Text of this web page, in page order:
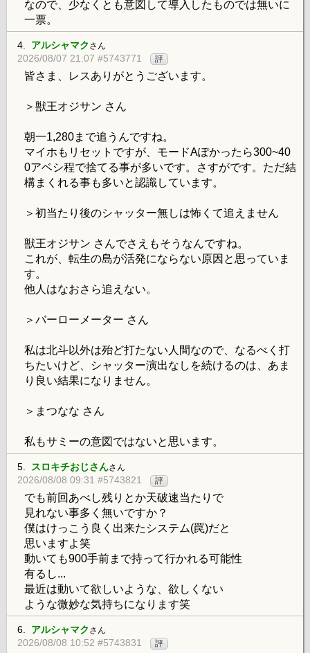
なので、少なくとも意図して導入したものでは無いに
一票。
4. アルシャマク さん
2026/08/07 21:07 #5743771 評
皆さま、レスありがとうございます。
＞獣王オジサン さん
朝一1,280まで追うんですね。
マイホもリセットですが、モードAぽかったら300~40
0アベシ程で捨てる事が多いです。さすがです。ただ結
構まくれる事も多いと認識しています。
＞初当たり後のシャッター無しは怖くて追えません
獣王オジサン さんでさえもそうなんですね。
これが、転生の島が活発にならない原因と思っていま
す。
他人はなおさら追えない。
＞バーローメーター さん
私は北斗以外は殆ど打たない人間なので、なるべく打
ちたいけど、シャッター演出なしを続けるのは、あま
り良い結果になりません。
＞まつなな さん
私もサミーの意図ではないと思います。
5. スロキチおじさんさん
2026/08/08 09:31 #5743821 評
でも前回あべし残りとか天破速当たりで
見れない事多く無いですか？
僕はけっこう良く出来たシステム(罠)だと
思いますよ笑
動いても900手前まで持って行かれる可能性
有るし...
最近は動いて欲しいような、欲しくない
ような微妙な気持ちになります笑
6. アルシャマク さん
2026/08/08 10:52 #5743831 評